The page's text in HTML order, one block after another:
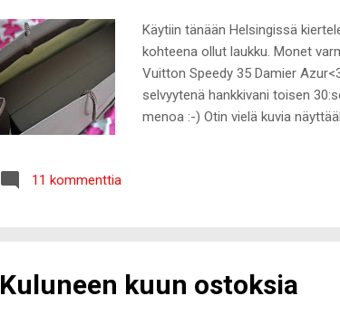
Käytiin tänään Helsingissä
kohteena ollut laukku. Monet
Vuitton Speedy 35 Damier
selvyytenä hankkivani toisen
menoa :-) Otin vielä kuvia
11 kommenttia
Kuluneen kuun ostoksia